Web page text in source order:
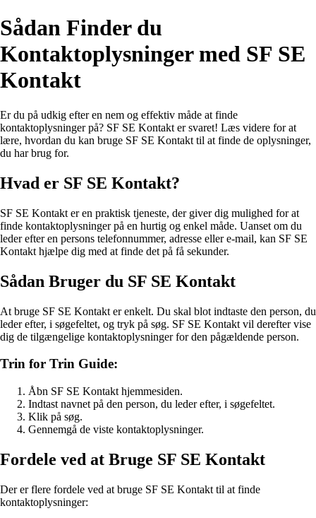
Sådan Finder du
Kontaktoplysninger med SF SE
Kontakt
Er du på udkig efter en nem og effektiv måde at finde
kontaktoplysninger på? SF SE Kontakt er svaret! Læs videre for at
lære, hvordan du kan bruge SF SE Kontakt til at finde de oplysninger,
du har brug for.
Hvad er SF SE Kontakt?
SF SE Kontakt er en praktisk tjeneste, der giver dig mulighed for at
finde kontaktoplysninger på en hurtig og enkel måde. Uanset om du
leder efter en persons telefonnummer, adresse eller e-mail, kan SF SE
Kontakt hjælpe dig med at finde det på få sekunder.
Sådan Bruger du SF SE Kontakt
At bruge SF SE Kontakt er enkelt. Du skal blot indtaste den person, du
leder efter, i søgefeltet, og tryk på søg. SF SE Kontakt vil derefter vise
dig de tilgængelige kontaktoplysninger for den pågældende person.
Trin for Trin Guide:
Åbn SF SE Kontakt hjemmesiden.
Indtast navnet på den person, du leder efter, i søgefeltet.
Klik på søg.
Gennemgå de viste kontaktoplysninger.
Fordele ved at Bruge SF SE Kontakt
Der er flere fordele ved at bruge SF SE Kontakt til at finde
kontaktoplysninger: